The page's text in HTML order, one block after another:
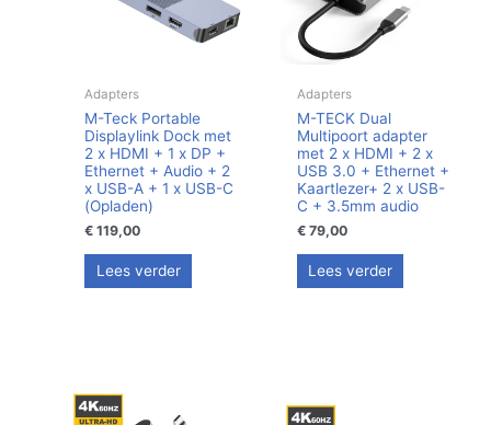
Adapters
M-Teck Portable
Displaylink Dock met
2 x HDMI + 1 x DP +
Ethernet + Audio + 2
x USB-A + 1 x USB-C
(Opladen)
€ 119,00
Lees verder
Adapters
M-TECK Dual
Multipoort adapter
met 2 x HDMI + 2 x
USB 3.0 + Ethernet +
Kaartlezer+ 2 x USB-
C + 3.5mm audio
€79,00
Lees verder